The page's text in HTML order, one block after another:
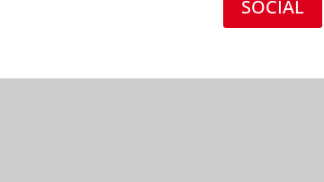
SOCIAL